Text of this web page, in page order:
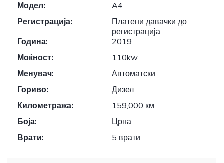
Модел:
A4
Регистрација:
Платени давачки до
регистрација
Година:
2019
Моќност:
110kw
Менувач:
Автоматски
Гориво:
Дизел
Километража:
159,000 км
Боја:
Црна
Врати:
5 врати